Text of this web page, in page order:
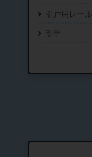
引戸用レール
引手